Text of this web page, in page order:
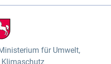
für Umwelt,
Klimaschutz